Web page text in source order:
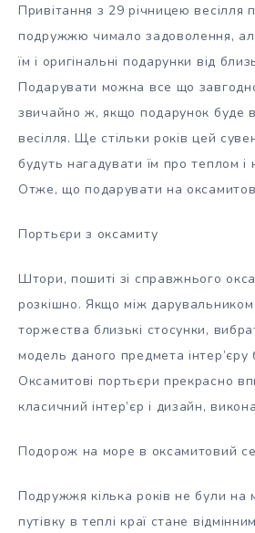
Привітання з 29 річницею весілля
подружжю чимало задоволення,
їм і оригінальні подарунки від
Подарувати можна все що
звичайно ж, якщо подарунок буде
весілля. Ще стільки років цей
будуть нагадувати їм про теплом і
Отже, що подарувати на
Портьєри з оксамиту
Штори, пошиті зі справжнього
розкішно. Якщо між дарувальником
торжества близькі стосунки,
модель даного предмета інтер’єру
Оксамитові портьєри прекрасно
класичний інтер’єр і дизайн,
Подорож на море в оксамитовий
Подружжя кілька років не були на
путівку в теплі краї стане